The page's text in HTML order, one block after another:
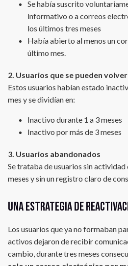
Se había suscrito
informativo o a correos
los últimos tres meses
Había abierto al menos un
último mes.
2. Usuarios que se pueden
Estos usuarios habían estado
mes y se dividían en:
Inactivo durante 1 a 3 meses
Inactivo por más de 3 meses
3. Usuarios abandonados
Se trataba de usuarios sin actividad
meses y sin un registro claro de
Una estrategia de
Los usuarios que ya no formaban
activos dejaron de recibir
cambio, durante tres meses